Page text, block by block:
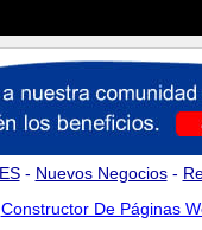
- Nuevos Negocios-
Constructor De Páginas